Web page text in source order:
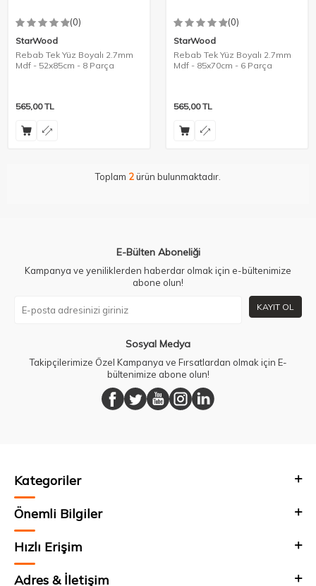
(0)
StarWood
Rebab Tek Yüz Boyalı 2.7mm
Mdf - 52x85cm - 8 Parça
565,00TL
(0)
StarWood
Rebab Tek Yüz Boyalı 2.7mm
Mdf - 85x70cm - 6 Parça
565,00TL
Toplam 2ürün bulunmaktadır.
E-Bülten Aboneliği
Kampanya ve yeniliklerden haberdar olmak için e-bültenimize
abone olun!
KAYIT OL
Sosyal Medya
Takipçilerimize Özel Kampanya ve Fırsatlardan olmak için E-
bültenimize abone olun!
Kategoriler
Önemli Bilgiler
Hızlı Erişim
Adres & İletişim